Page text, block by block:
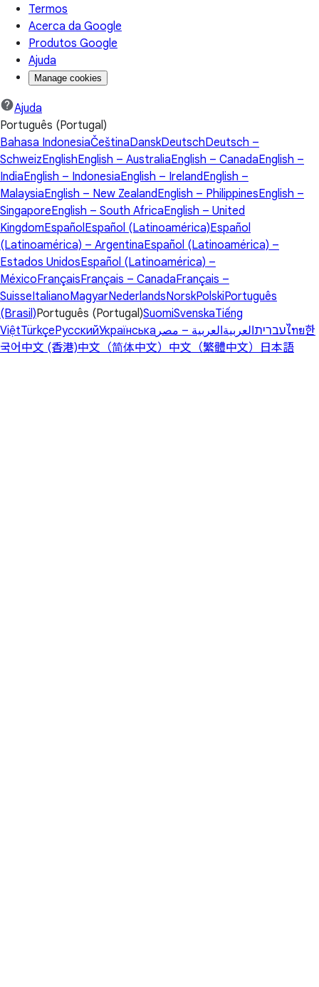
Termos
Acerca da Google
Produtos Google
Ajuda
Manage cookies
Ajuda
Português (Portugal)
Bahasa IndonesiaČeštinaDanskDeutschDeutsch –
SchweizEnglishEnglish – AustraliaEnglish – CanadaEnglish –
IndiaEnglish – IndonesiaEnglish – IrelandEnglish –
MalaysiaEnglish – New ZealandEnglish – PhilippinesEnglish –
SingaporeEnglish – South AfricaEnglish – United
KingdomEspañol Español (Latinoamérica)Español
(Latinoamérica) – ArgentinaEspañol (Latinoamérica) –
Estados UnidosEspañol (Latinoamérica) –
MéxicoFrançaisFrançais – CanadaFrançais –
SuisseItalianoMagyarNederlandsNorskPolskiPortuguês
(Brasil)Português (Portugal)SuomiSvenskaTiếng
ViệtTürkçeРусскийУкраїнська עבריתالعربيةالعربية – مصر ไทย한
국어 中文 (香港)中文（简体中文） 中文（繁體中文） 日本語